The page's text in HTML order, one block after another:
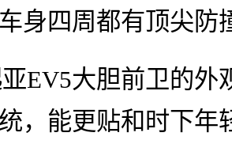
身四周都有顶尖防
EV5大胆前卫的外
，能更贴和时下年